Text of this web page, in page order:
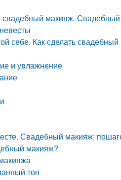
свадебный макияж.
себе. Как сделать
и увлажнение
Свадебный макияж:
макияж?
тон